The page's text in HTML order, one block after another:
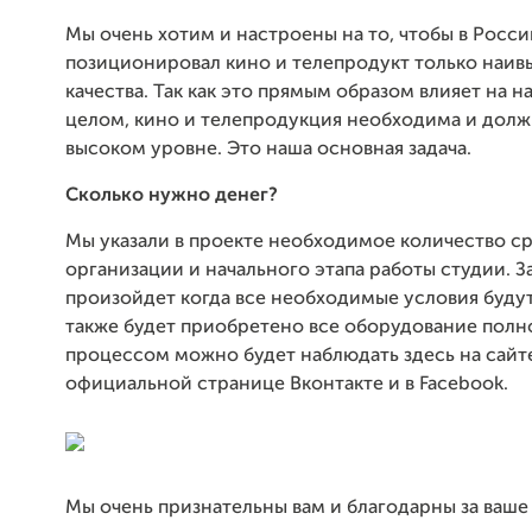
Мы очень хотим и настроены на то, чтобы в
позиционировал кино и телепродукт только
качества. Так как это прямым образом влияет на
целом, кино и телепродукция необходима и
высоком уровне. Это наша основная задача.
Сколько нужно денег?
Мы указали в проекте необходимое количество
организации и начального этапа работы студии.
произойдет когда все необходимые условия
также будет приобретено все оборудование
процессом можно будет наблюдать здесь на
официальной странице Вконтакте и в Facebook.
Мы очень признательны вам и благодарны за